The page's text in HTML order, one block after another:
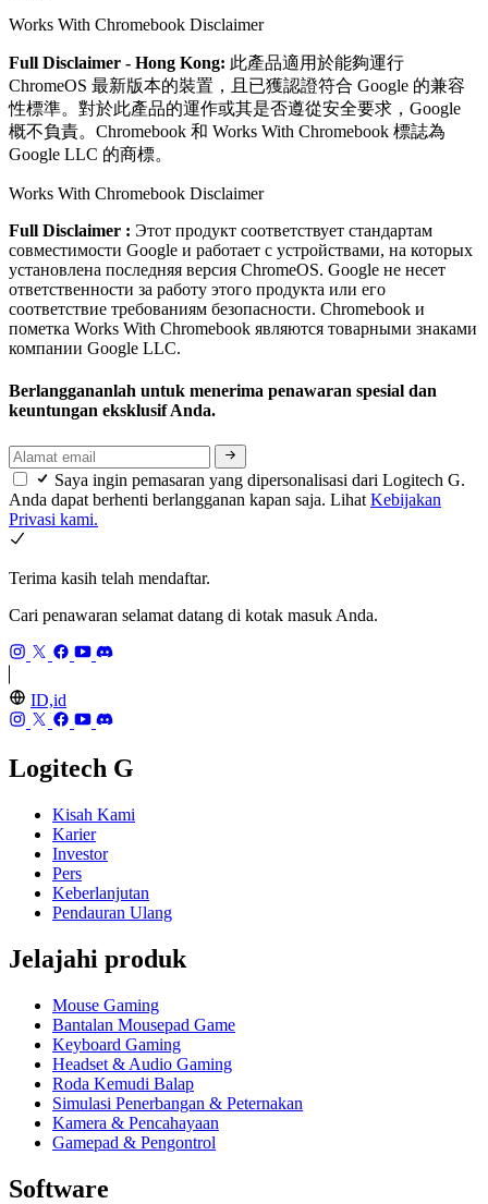
Works With Chromebook Disclaimer
Full Disclaimer - Hong Kong: 此產品適用於能夠運行
ChromeOS 最新版本的裝置，且已獲認證符合 Google 的兼容
性標準。對於此產品的運作或其是否遵從安全要求，Google
概不負責。Chromebook 和 Works With Chromebook 標誌為
Google LLC 的商標。
Works With Chromebook Disclaimer
Full Disclaimer : Этот продукт соответствует стандартам
совместимости Google и работает с устройствами, на которых
установлена последняя версия ChromeOS. Google не несет
ответственности за работу этого продукта или его
соответствие требованиям безопасности. Chromebook и
пометка Works With Chromebook являются товарными знаками
компании Google LLC.
Berlanggananlah untuk menerima penawaran spesial dan
keuntungan eksklusif Anda.
Saya ingin pemasaran yang dipersonalisasi dari Logitech G.
Anda dapat berhenti berlangganan kapan saja. Lihat Kebijakan
Privasi kami.
Terima kasih telah mendaftar.
Cari penawaran selamat datang di kotak masuk Anda.
ID,id
Logitech G
Kisah Kami
Karier
Investor
Pers
Keberlanjutan
Pendauran Ulang
Jelajahi produk
Mouse Gaming
Bantalan Mousepad Game
Keyboard Gaming
Headset & Audio Gaming
Roda Kemudi Balap
Simulasi Penerbangan & Peternakan
Kamera & Pencahayaan
Gamepad & Pengontrol
Software